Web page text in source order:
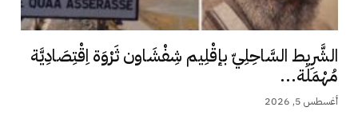
الشَّرِيط السَّاحِلِيّ بإقْلِيم شِفْشَاون ثَرْوَة اِقْتِصَادِيَّة
مُهْمَلَة...
أغسطس 5, 2026